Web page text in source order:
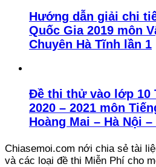
Hướng dẫn giải chi
Quốc Gia 2019 môn
Chuyên Hà Tĩnh lần 1
Đề thi thử vào lớp 10
2020 – 2021 môn
Hoàng Mai – Hà Nội –
Chiasemoi.com nới chia sẻ tài
và các loại đề thi Miễn Phí cho